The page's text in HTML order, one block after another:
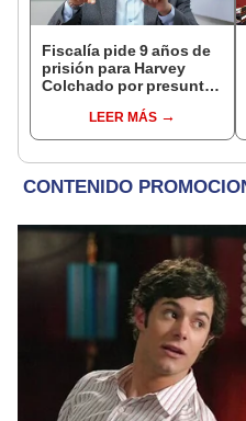
Fiscalía pide 9 años de
prisión para Harvey
Colchado por presunta
incompatible y falsedad
ideológica
LEER MÁS